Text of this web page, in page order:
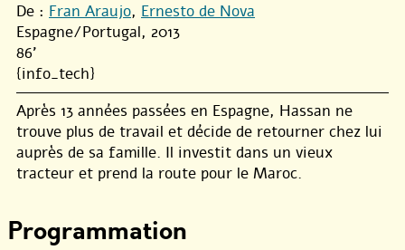
De : Fran Araujo, Ernesto de Nova
Espagne/Portugal, 2013
86'
{info_tech}
Après 13 années passées en Espagne, Hassan ne
trouve plus de travail et décide de retourner chez lui
auprès de sa famille. Il investit dans un vieux
tracteur et prend la route pour le Maroc.
Programmation